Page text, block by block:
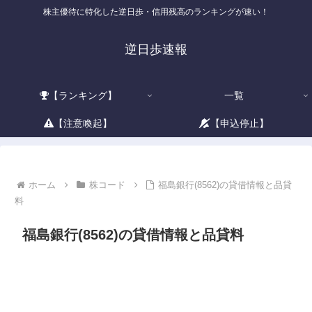
株主優待に特化した逆日歩・信用残高のランキングが速い！
逆日歩速報
【ランキング】 一覧
【注意喚起】 【申込停止】
ホーム 株コード
福島銀行(8562)の貸借情報と品貸
料
福島銀行(8562)の貸借情報と品貸料